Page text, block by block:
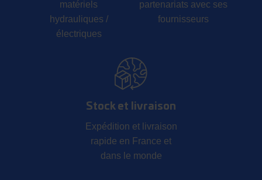
matériels
hydrauliques /
électriques
partenariats avec ses
fournisseurs
Stock et livraison
Expédition et livraison
rapide en France et
dans le monde